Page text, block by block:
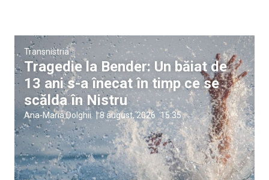
Transnistria
Tragedie la Bender: Un băiat de
13 ani s-a înecat în timp ce se
scălda în Nistru
Ana-Maria Dolghii |8 august, 2026 15:35